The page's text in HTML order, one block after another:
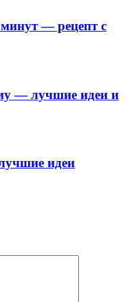
— рецепт с
— лучшие идеи и
идеи